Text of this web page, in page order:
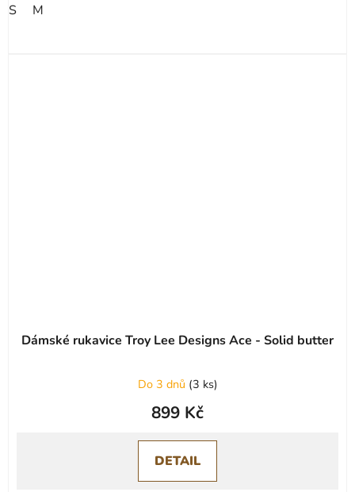
S M
Dámské rukavice Troy Lee Designs Ace - Solid butter
Do 3 dnů (3 ks)
899 Kč
DETAIL